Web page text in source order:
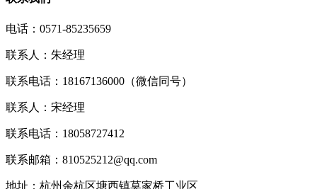
电话：0571-85235659
联系人：朱经理
联系电话：18167136000（微信同号）
联系人：宋经理
联系电话：18058727412
联系邮箱：810525212@qq.com
地址：杭州余杭区塘西镇莫家桥工业区